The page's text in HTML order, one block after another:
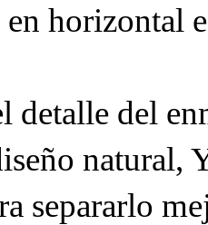
horizontal
detalle del
natural,
separarlo